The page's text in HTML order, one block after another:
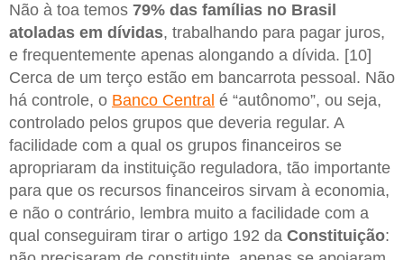
Não à toa temos 79% das famílias no Brasil
atoladas em dívidas, trabalhando para pagar juros,
e frequentemente apenas alongando a dívida. [10]
Cerca de um terço estão em bancarrota pessoal. Não
há controle, o Banco Central é “autônomo”, ou seja,
controlado pelos grupos que deveria regular. A
facilidade com a qual os grupos financeiros se
apropriaram da instituição reguladora, tão importante
para que os recursos financeiros sirvam à economia,
e não o contrário, lembra muito a facilidade com a
qual conseguiram tirar o artigo 192 da Constituição: